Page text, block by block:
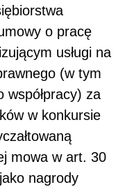
o pracę
usługi na
(w tym
współpracy) za
w konkursie
mowa w art. 30
nagrody